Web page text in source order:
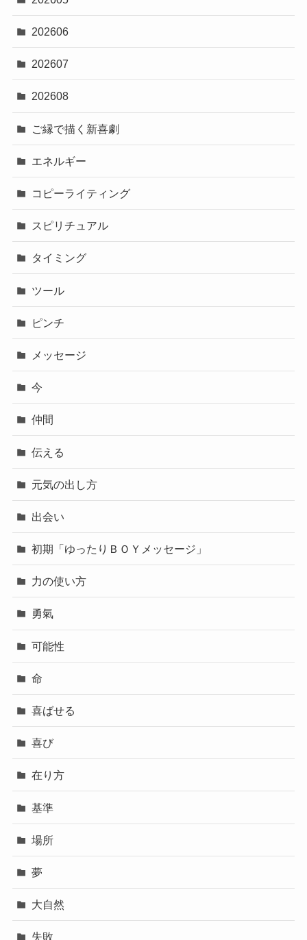
202606
202607
202608
ご縁で描く新喜劇
エネルギー
コピーライティング
スピリチュアル
タイミング
ツール
ピンチ
メッセージ
今
仲間
伝える
元気の出し方
出会い
初期「ゆったりＢＯＹメッセージ」
力の使い方
勇氣
可能性
命
喜ばせる
喜び
在り方
基準
場所
夢
大自然
失敗